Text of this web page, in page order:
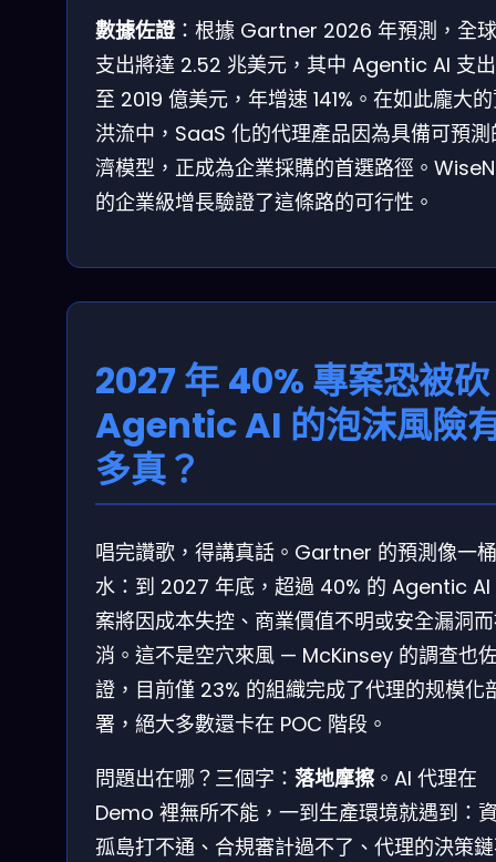
數據佐證：根據 Gartner 2026 年預測，全
支出將達 2.52 兆美元，其中 Agentic AI 支
至 2019 億美元，年增速 141%。在如此龐大
洪流中，SaaS 化的代理產品因為具備可預測
濟模型，正成為企業採購的首選路徑。
的企業級增長驗證了這條路的可行性。
2027 年 40% 專案恐被
Agentic AI 的泡沫風險
多真？
唱完讚歌，得講真話。Gartner 的預測像一
水：到 2027 年底，超過 40% 的 Agentic AI
案將因成本失控、商業價值不明或安全漏洞
消。這不是空穴來風 — McKinsey 的調查也
證，目前僅 23% 的組織完成了代理的规模化
署，絕大多數還卡在 POC 階段。
問題出在哪？三個字： 落地摩擦。AI 代理在
Demo 裡無所不能，一到生產環境就遇到：
孤島打不通、合規審計過不了、代理的決策